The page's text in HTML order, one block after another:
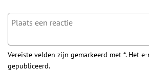
Vereiste velden zijn gemarkeerd met *. Het
gepubliceerd.